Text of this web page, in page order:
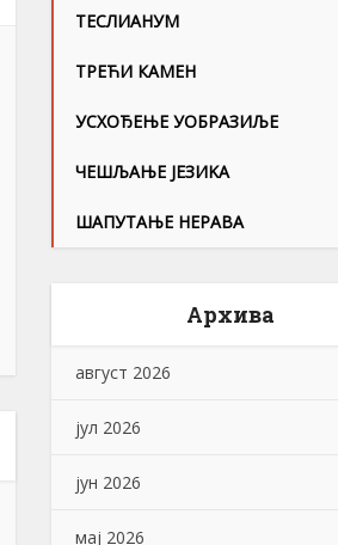
ТЕСЛИАНУМ
ТРЕЋИ КАМЕН
УСХОЂЕЊЕ УОБРАЗИЉЕ
ЧЕШЉАЊЕ ЈЕЗИKА
ШАПУТАЊЕ НЕРАВА
Архива
август 2026
јул 2026
јун 2026
мај 2026